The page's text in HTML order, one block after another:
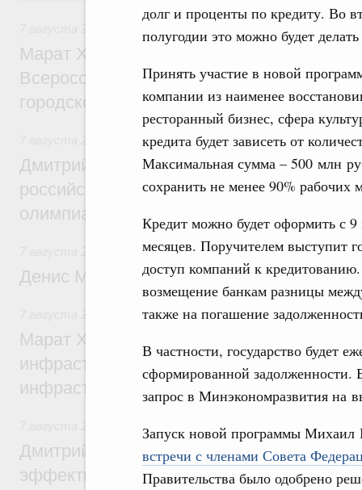
долг и проценты по кредиту. Во
полугодии это можно будет
Принять участие в новой
компании из наименее
ресторанный бизнес, сфера
кредита будет зависеть от
Максимальная сумма – 500 млн
сохранить не менее 90% рабочих
Кредит можно будет оформить с
месяцев. Поручителем выступит
доступ компаний к
возмещение банкам разницы
также на погашение
В частности, государство будет
сформированной задолженности.
запрос в Минэкономразвития на
Запуск новой программы
встречи с членами Совета
Правительства было одобрено
Экономика городов. Городская среда
Марат Хуснуллин провёл заседание
Всероссийского конкурса лучших
городской среды
Отрасль информационных технологий
Дмитрий Чернышенко и Сергей Кравцов
российскую сборную с победой на
олимпиаде по искусственному
Общие вопросы промышленной политики
Денис Мантуров посетил Ярославскую
Бюджеты субъектов Федерации.
Марат Хуснуллин: 15 объектов
инфраструктуры построили и обновили
инфраструктурным кредитам
Развитие сельских территорий
Дмитрий Патрушев: Синхронизация
эффективность поддержки сельских